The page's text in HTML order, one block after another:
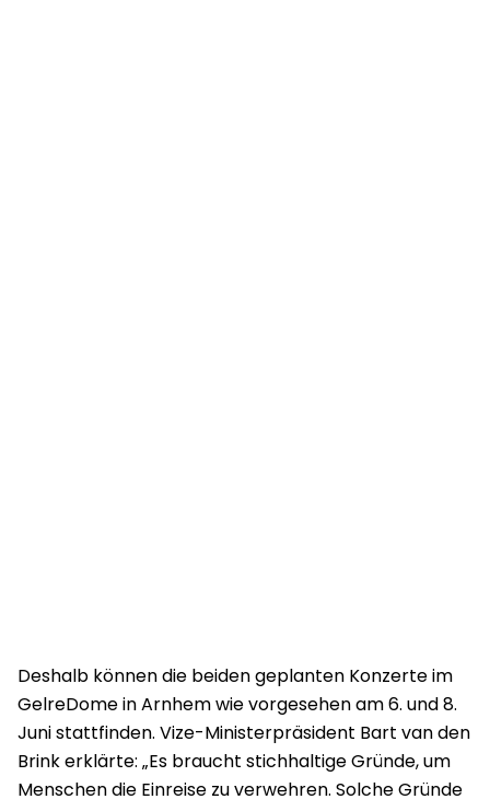
Deshalb können die beiden geplanten Konzerte im
GelreDome in Arnhem wie vorgesehen am 6. und 8.
Juni stattfinden. Vize-Ministerpräsident Bart van den
Brink erklärte: „Es braucht stichhaltige Gründe, um
Menschen die Einreise zu verwehren. Solche Gründe